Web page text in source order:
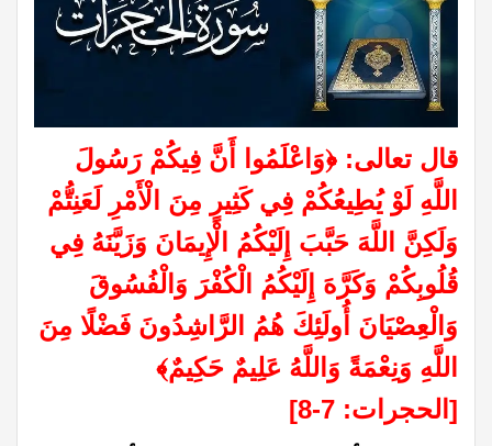
قال تعالى: ﴿وَاعْلَمُوا أَنَّ فِيكُمْ رَسُولَ
اللَّهِ لَوْ يُطِيعُكُمْ فِي كَثِيرٍ مِنَ الْأَمْرِ لَعَنِتُّمْ
وَلَكِنَّ اللَّهَ حَبَّبَ إِلَيْكُمُ الْإِيمَانَ وَزَيَّنَهُ فِي
قُلُوبِكُمْ وَكَرَّهَ إِلَيْكُمُ الْكُفْرَ وَالْفُسُوقَ
وَالْعِصْيَانَ أُولَئِكَ هُمُ الرَّاشِدُونَ فَضْلًا مِنَ
اللَّهِ وَنِعْمَةً وَاللَّهُ عَلِيمٌ حَكِيمٌ﴾
[الحجرات: 7-8]